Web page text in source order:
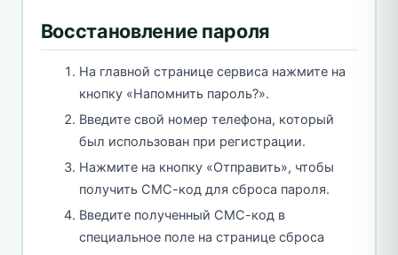
Восстановление пароля
На главной странице сервиса нажмите на
кнопку «Напомнить пароль?».
Введите свой номер телефона, который
был использован при регистрации.
Нажмите на кнопку «Отправить», чтобы
получить СМС-код для сброса пароля.
Введите полученный СМС-код в
специальное поле на странице сброса